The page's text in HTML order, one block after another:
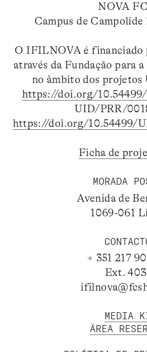
NOVA
Campus de
O IFILNOVA é financiado
através da Fundação para
no âmbito dos
https://doi.org/
UID/PRR/
https://doi.org/10.54499/
Ficha de
MORADA
Avenida de
1069-061
+ 351 217
Ext.
MEDIA
ÁREA